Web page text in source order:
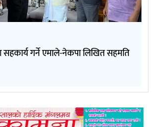
सहकार्य गर्ने एमाले-नेकपा लिखित सहमति